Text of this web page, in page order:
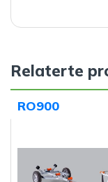
Relaterte
RO900